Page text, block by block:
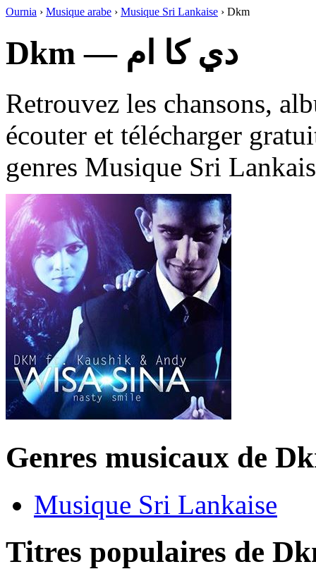
Ournia › Musique arabe › Musique Sri Lankaise › Dkm
Dkm — دي كا ام
Retrouvez les chansons,
écouter et télécharger
genres Musique Sri
Genres musicaux de
Musique Sri Lankaise
Titres populaires de